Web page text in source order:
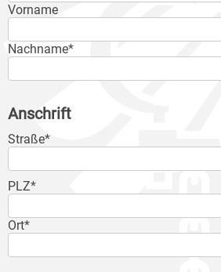
Vorname
Nachname*
Anschrift
Straße*
PLZ*
Ort*